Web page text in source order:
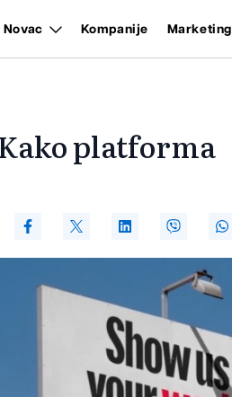
Novac Kompanije Marketing
platforma